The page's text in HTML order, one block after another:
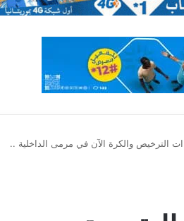
الترخيص والكرة الآن في مرمى الداخلية ..